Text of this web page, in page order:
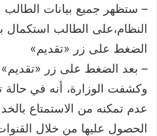
– ستظهر جميع بيانات
النظام،على الطالب استكمال
الضغط على زر «تقديم»
– بعد الضغط على زر
وكشفت الوزارة، أنه في حالة
عدم تمكنه من الاستمتاع
الحصول عليها من خلال